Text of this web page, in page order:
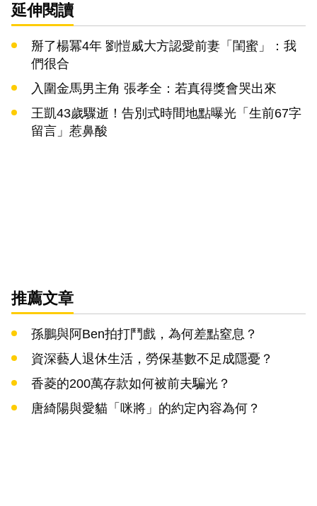
延伸閱讀
掰了楊冪4年 劉愷威大方認愛前妻「閨蜜」：我
們很合
入圍金馬男主角 張孝全：若真得獎會哭出來
王凱43歲驟逝！告別式時間地點曝光「生前67字
留言」惹鼻酸
推薦文章
孫鵬與阿Ben拍打鬥戲，為何差點窒息？
資深藝人退休生活，勞保基數不足成隱憂？
香菱的200萬存款如何被前夫騙光？
唐綺陽與愛貓「咪將」的約定內容為何？